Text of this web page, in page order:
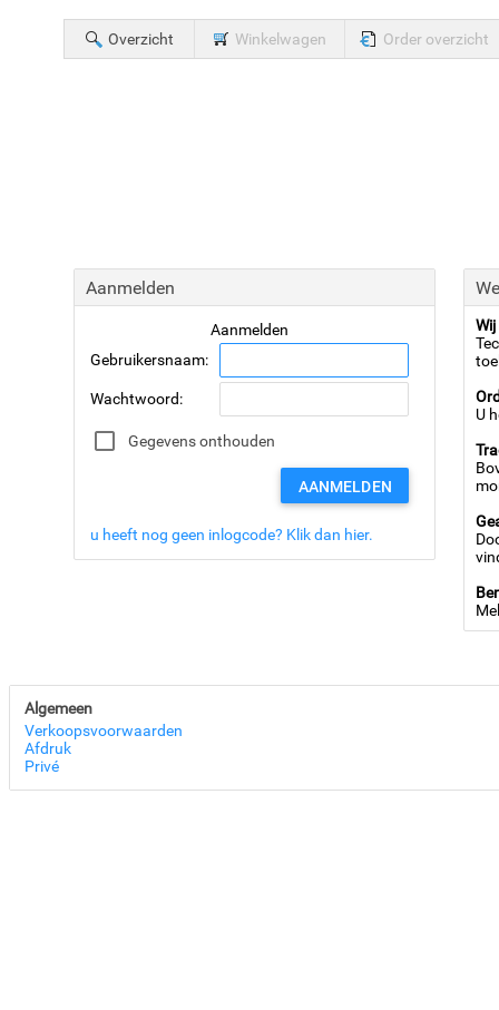
Overzicht Winkelwagen Order overzicht
Aanmelden
Aanmelden
Gebruikersnaam:
Wachtwoord:
Gegevens onthouden
AANMELDEN
u heeft nog geen inlogcode? Klik dan hier.
U
Algemeen
Verkoopsvoorwaarden
Afdruk
Privé